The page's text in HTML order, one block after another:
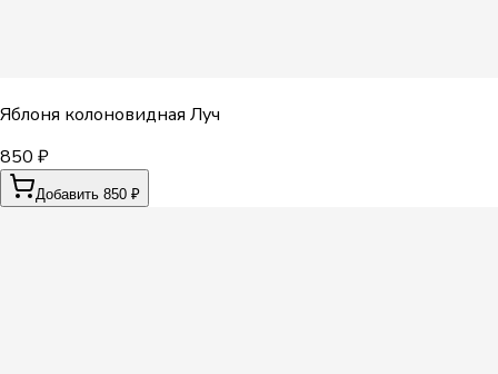
Яблоня колоновидная Луч
850 ₽
Добавить 850 ₽